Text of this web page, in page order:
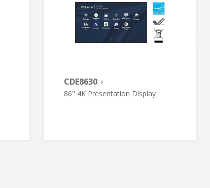
CDE8630
86" 4K Presentation Display